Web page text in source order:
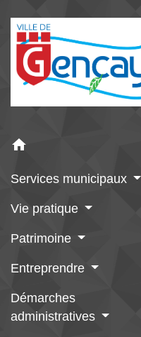
home
Services municipaux
Vie pratique
Patrimoine
Entreprendre
Démarches
administratives